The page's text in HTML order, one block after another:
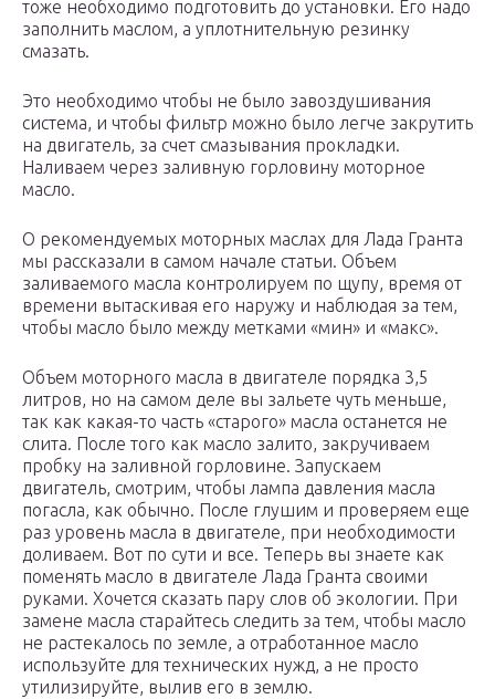
тоже необходимо подготовить до установки. Его надо
заполнить маслом, а уплотнительную резинку
смазать.
Это необходимо чтобы не было завоздушивания
система, и чтобы фильтр можно было легче закрутить
на двигатель, за счет смазывания прокладки.
Наливаем через заливную горловину моторное
масло.
О рекомендуемых моторных маслах для Лада Гранта
мы рассказали в самом начале статьи. Объем
заливаемого масла контролируем по щупу, время от
времени вытаскивая его наружу и наблюдая за тем,
чтобы масло было между метками «мин» и «макс».
Объем моторного масла в двигателе порядка 3,5
литров, но на самом деле вы зальете чуть меньше,
так как какая-то часть «старого» масла останется не
слита. После того как масло залито, закручиваем
пробку на заливной горловине. Запускаем
двигатель, смотрим, чтобы лампа давления масла
погасла, как обычно. После глушим и проверяем еще
раз уровень масла в двигателе, при необходимости
доливаем. Вот по сути и все. Теперь вы знаете как
поменять масло в двигателе Лада Гранта своими
руками. Хочется сказать пару слов об экологии. При
замене масла старайтесь следить за тем, чтобы масло
не растекалось по земле, а отработанное масло
используйте для технических нужд, а не просто
утилизируйте, вылив его в землю.